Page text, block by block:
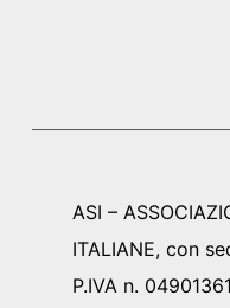
ASI –
ITALIANE, con
P.IVA n.